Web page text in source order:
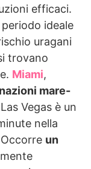
efficaci.
ideale
uragani
trovano
Miami,
mare-
Vegas è un
nella
un